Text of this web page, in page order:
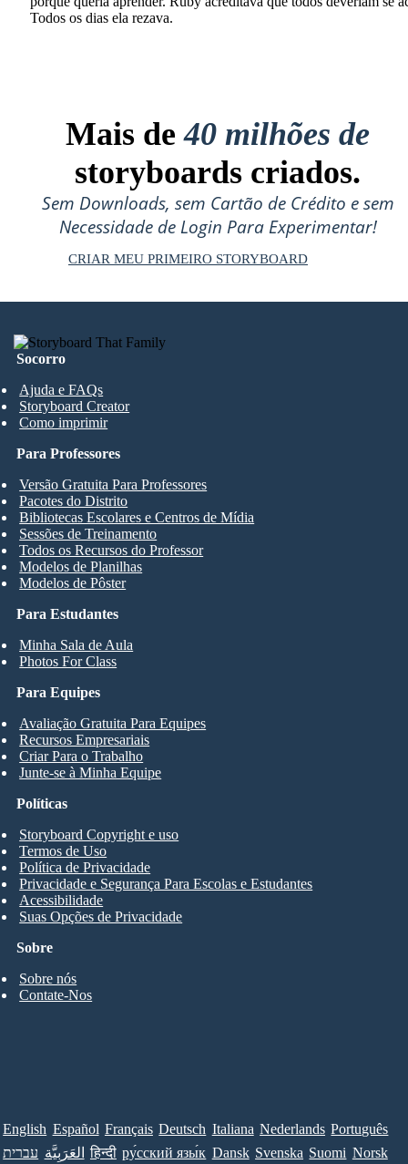
Todos os dias ela rezava.
Mais de40 milhões de
storyboards criados.
Sem Downloads, sem Cartão de Crédito e sem
Necessidade de Login Para Experimentar!
CRIAR MEU PRIMEIRO STORYBOARD
Socorro
Ajuda e FAQs
Storyboard Creator
Como imprimir
Para Estudantes
Minha Sala de Aula
Photos For Class
Para Professores
Versão Gratuita Para Professores
Pacotes do Distrito
Bibliotecas Escolares e Centros de Mídia
Sessões de Treinamento
Todos os Recursos do Professor
Modelos de Planilhas
Modelos de Pôster
Para Equipes
Avaliação Gratuita Para Equipes
Recursos Empresariais
Criar Para o Trabalho
Junte-se à Minha Equipe
Sobre
Sobre nós
Contate-Nos
Políticas
Storyboard Copyright e uso
Termos de Uso
Política de Privacidade
Privacidade e Segurança Para Escolas e Estudantes
Acessibilidade
Suas Opções de Privacidade
English Español Français Deutsch Italiana Nederlands Português
עברית العَرَبِيَّة हिन्दी ру́сский язы́к Dansk Svenska Suomi Norsk